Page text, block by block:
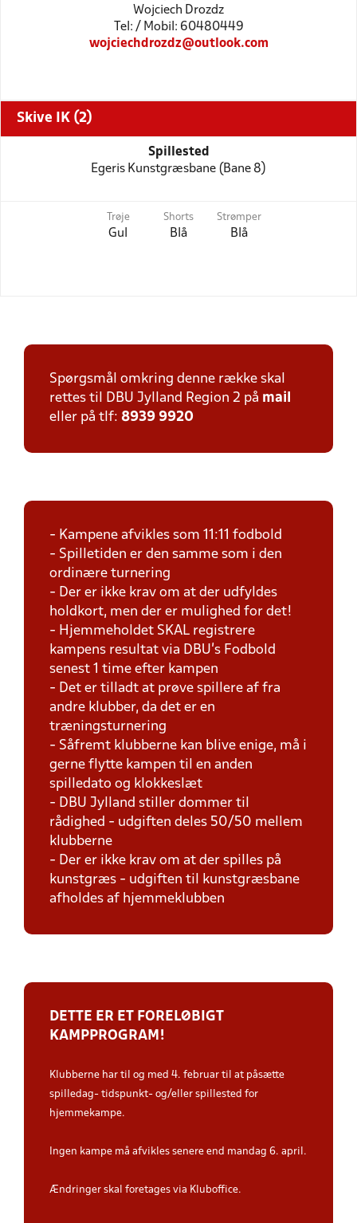
Wojciech Drozdz
Tel: / Mobil: 60480449
wojciechdrozdz@outlook.com
Skive IK (2)
Spillested
Egeris Kunstgræsbane (Bane 8)
Trøje
Gul
Shorts
Blå
Strømper
Blå
Spørgsmål omkring denne række skal
rettes til DBU Jylland Region 2 på mail
eller på tlf: 8939 9920
- Kampene afvikles som 11:11 fodbold
- Spilletiden er den samme som i den
ordinære turnering
- Der er ikke krav om at der udfyldes
holdkort, men der er mulighed for det!
- Hjemmeholdet SKAL registrere
kampens resultat via DBU's Fodbold
senest 1 time efter kampen
- Det er tilladt at prøve spillere af fra
andre klubber, da det er en
træningsturnering
- Såfremt klubberne kan blive enige, må i
gerne flytte kampen til en anden
spilledato og klokkeslæt
- DBU Jylland stiller dommer til
rådighed - udgiften deles 50/50 mellem
klubberne
- Der er ikke krav om at der spilles på
kunstgræs - udgiften til kunstgræsbane
afholdes af hjemmeklubben
DETTE ER ET FORELØBIGT
KAMPPROGRAM!
Klubberne har til og med 4. februar til at påsætte
spilledag- tidspunkt- og/eller spillested for
hjemmekampe.
Ingen kampe må afvikles senere end mandag 6. april.
Ændringer skal foretages via Kluboffice.